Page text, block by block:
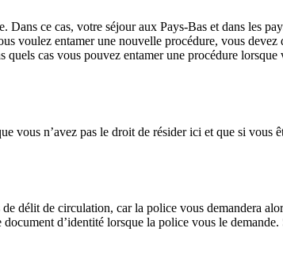
ce cas, votre séjour aux Pays-Bas et dans les
voulez entamer une nouvelle procédure, vous devez
cas vous pouvez entamer une procédure lorsque
vous n’avez pas le droit de résider ici et que si vous
délit de circulation, car la police vous demandera
d’identité lorsque la police vous le